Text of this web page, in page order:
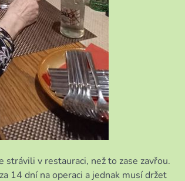
strávili v restauraci, než to zase zavřou.
14 dní na operaci a jednak musí držet